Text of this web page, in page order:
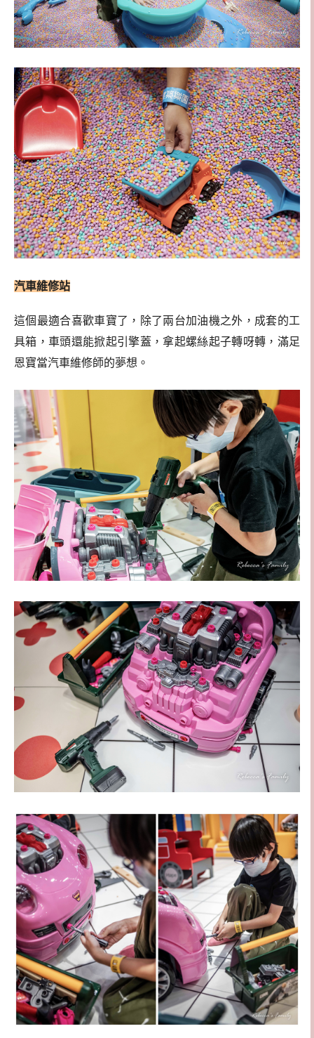
汽車維修站
這個最適合喜歡車寶了，除了兩台加油機之外，成套的工
具箱，車頭還能掀起引擎蓋，拿起螺絲起子轉呀轉，滿足
恩寶當汽車維修師的夢想。